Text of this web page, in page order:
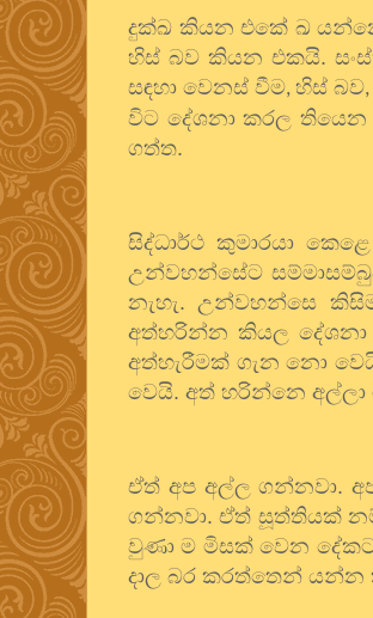
දුක්ඛ කියන එකේ ඛ
හිස් බව කියන එකයි.
සඳහා වෙනස් වීම, හිස් බව,
විට දේශනා කරල තියෙන
ගත්ත.
සිද්ධාර්ථ කුමාරයා
උන්වහන්සේට
නැහැ. උන්වහන්සෙ
අත්හරින්න කියල දේශනා
අත්හැරීමක් ගැන නො
වෙයි. අත් හරින්නෙ
ඒත් අප අල්ල ගන්නවා.
ගන්නවා. ඒත් සූත්තියක්
වුණා ම මිසක් වෙන
දාල බර කරත්තෙන් යන්න